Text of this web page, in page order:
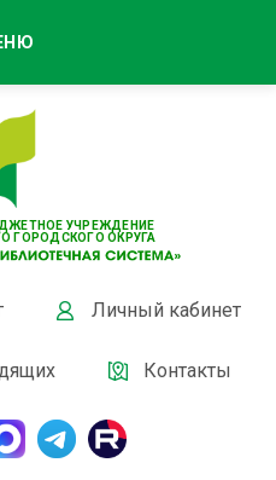
УЧРЕЖДЕНИЕ
ГОРОДСКОГО ОКРУГА
Личный кабинет
Контакты